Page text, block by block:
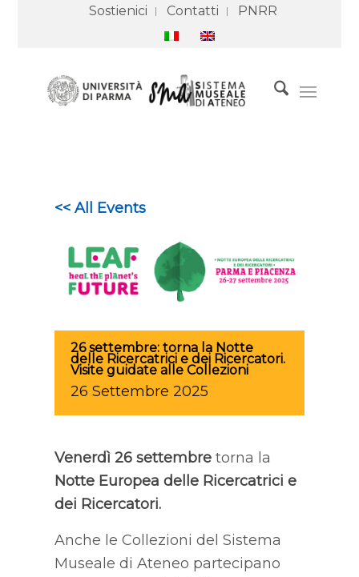
Sostienici Contatti PNRR
<< All Events
26 settembre: torna la Notte
delle Ricercatrici e dei Ricercatori.
Visite guidate alle Collezioni
26 Settembre 2025
Venerdì 26 settembretorna la
Notte Europea delle Ricercatrici e
dei Ricercatori.
Anche le Collezioni del Sistema
Museale di Ateneo partecipano